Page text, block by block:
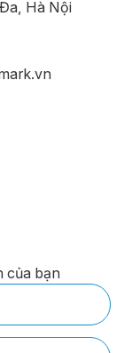
Hà Nội
của bạn